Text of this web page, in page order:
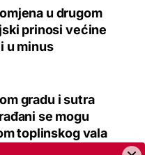
u drugom
prinosi većine
u minus
gradu i sutra
se mogu
toplinskog vala